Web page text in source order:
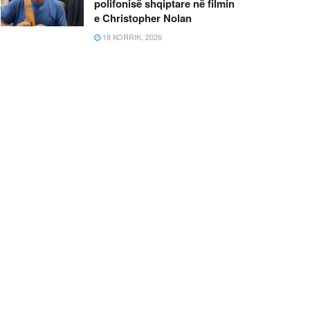
polifonisë shqiptare në filmin
e Christopher Nolan
18 KORRIK, 2026